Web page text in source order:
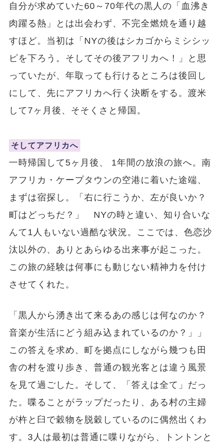
自分が求めていた60～70年代の黒人の「血沸き
肉躍る熱」とは出会わず、不完全燃焼を通り越
すほど。当初は「NYの後はシカゴからミシシッ
ピを下ろう。そしてその後アフリカへ！」と思
っていたが、年取っても行けるところは後回し
にして、先にアフリカへ行く決断をする。渡米
して7ヶ月後、そそくさと帰国。
そしてアフリカへ
一時帰国して5ヶ月後、 1年間の放浪の旅へ。南
アフリカ・ケープタウンの空港に着いた途端、
まずは宿探し。「右に行こうか、左が良いか？
町はどっちだ？」 NYの時と違い、知り合いな
んて1人もいない過酷な状況。ここでは、色恋沙
汰以外の、ありとあらゆる出来事が起こった。
この旅の経験は何事にも動じない精神力を付け
させてくれた。
「黒人から湧き出て来るあの感じは何なのか？
音楽が生活にどう組み込まれているのか？」」
この答えを求め、町を拠点にしながら幾つも田
舎の村を渡り歩き、普通の観光客とは違う風景
を見て過ごした。そして、「答えは全て」だっ
た。喋ることがラップだったり、ある村の主婦
が杵と臼で穀物を脱穀しているのに偶然出くわ
す。3人は最初は普通に喋りながら、トントンと